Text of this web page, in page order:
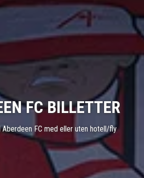
FC BILLETTER
FC med eller uten hotell/fly